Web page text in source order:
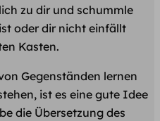
zu dir und schummle
oder dir nicht einfällt
Kasten.
Gegenständen lernen
ist es eine gute Idee
die Übersetzung des